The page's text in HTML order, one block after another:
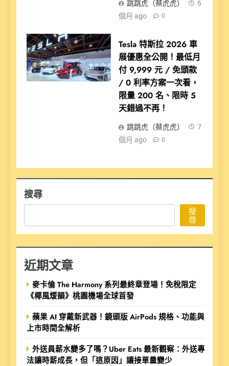
跳跳虎（蔡虎虎）
6
個月 ago
0
Tesla 特斯拉 2026 車
展優惠全公開！最低月
付 9,999 元 / 免頭款
/ 0 利率方案一次看，
限量 200 名、限時 5
天錯過不再！
跳跳虎（蔡虎虎）
7
個月 ago
0
搜尋
搜
尋
近期文章
麥卡倫 The Harmony 系列最終章登場！免稅限定
《椰風煖韻》桃園機場全球首發
蘋果 AI 穿戴新武器！鏡頭版 AirPods 規格、功能與
上市時間全解析
外送員薪水變多了嗎？Uber Eats 最新觀察：外送專
法讓時薪成長，但「這原因」讓接單量變少